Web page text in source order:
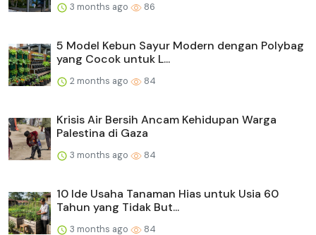
3 months ago 86
5 Model Kebun Sayur Modern dengan Polybag
yang Cocok untuk L...
2 months ago 84
Krisis Air Bersih Ancam Kehidupan Warga
Palestina di Gaza
3 months ago 84
10 Ide Usaha Tanaman Hias untuk Usia 60
Tahun yang Tidak But...
3 months ago 84